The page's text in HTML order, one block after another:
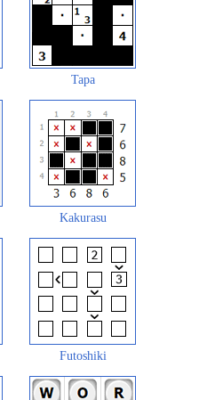
Tapa
Kakurasu
Futoshiki